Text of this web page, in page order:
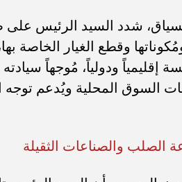
شدد السيد الرئيس
وقطع الغيار الخاصة
إقليمياً ودولياً، مُوجهاً
السوق المحلية ويُدعم توجه
الصلب والصناعات الثقيلة